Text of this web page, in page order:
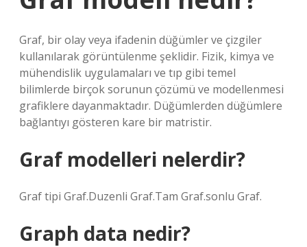
Graf, bir olay veya ifadenin düğümler ve çizgiler
kullanılarak görüntülenme şeklidir. Fizik, kimya ve
mühendislik uygulamaları ve tıp gibi temel
bilimlerde birçok sorunun çözümü ve modellenmesi
grafiklere dayanmaktadır. Düğümlerden düğümlere
bağlantıyı gösteren kare bir matristir.
Graf modelleri nelerdir?
Graf tipi Graf.Duzenli Graf.Tam Graf.sonlu Graf.
Graph data nedir?